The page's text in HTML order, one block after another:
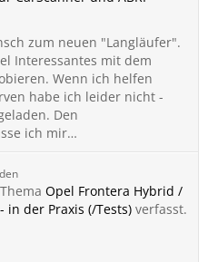
zum neuen "Langläufer".
Interessantes mit dem
Wenn ich helfen
habe ich leider nicht -
Den
ich mir…
Opel Frontera Hybrid /
in der Praxis (/Tests) verfasst.